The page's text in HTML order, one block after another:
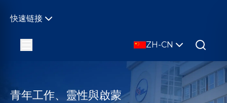
快速链接
ZH-CN
青年工作、靈性與啟蒙